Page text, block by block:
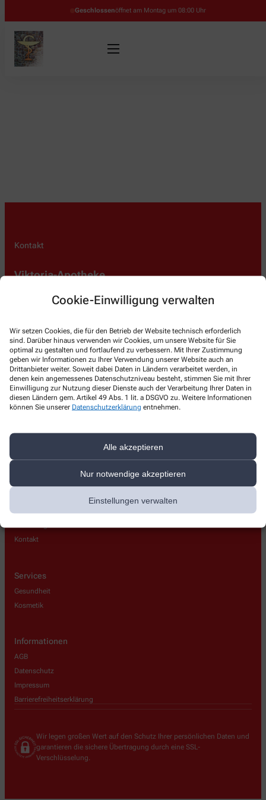
Cookie-Einwilligung verwalten
Wir setzen Cookies, die für den Betrieb der Website technisch erforderlich
sind. Darüber hinaus verwenden wir Cookies, um unsere Website für Sie
optimal zu gestalten und fortlaufend zu verbessern. Mit Ihrer Zustimmung
geben wir Informationen zu Ihrer Verwendung unserer Website auch an
Drittanbieter weiter. Soweit dabei Daten in Ländern verarbeitet werden, in
denen kein angemessenes Datenschutzniveau besteht, stimmen Sie mit Ihrer
Einwilligung zur Nutzung dieser Dienste auch der Verarbeitung Ihrer Daten in
diesen Ländern gem. Artikel 49 Abs. 1 lit. a DSGVO zu. Weitere Informationen
können Sie unserer Datenschutzerklärung entnehmen.
Alle akzeptieren
Nur notwendige akzeptieren
Einstellungen verwalten
Geschlossenöffnet am Montag um 08:00 Uhr
Kontakt
Viktoria-Apotheke
Grille 1a,32423 Minden
+49-57137126
bestellung@viktoria-apotheke-minden.de
Kontakt
Services
Gesundheit
Kosmetik
Informationen
AGB
Datenschutz
Impressum
Barrierefreiheitserklärung
Wir legen großen Wert auf den Schutz Ihrer persönlichen Daten und
garantieren die sichere Übertragung durch eine SSL-
Verschlüsselung.